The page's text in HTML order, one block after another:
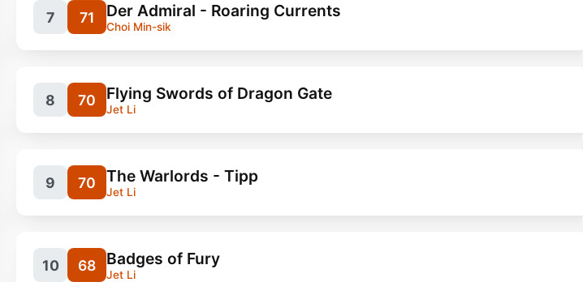
Filme, Eastern
7 71 Der Admiral - Roaring Currents
Choi Min-sik
8 70 Flying Swords of Dragon Gate
Jet Li
9 70 The Warlords - Tipp
Jet Li
10 68 Badges of Fury
Jet Li